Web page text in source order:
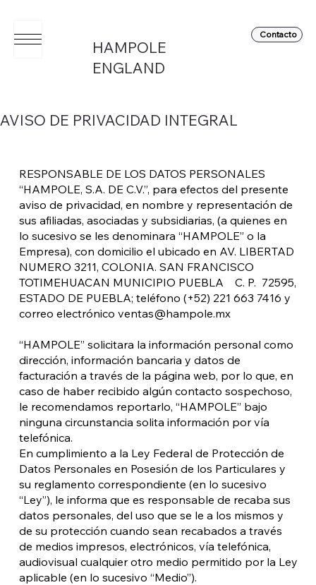
AVISO DE PRIVACIDAD INTEGRAL
Contacto
HAMPOLE
ENGLAND
RESPONSABLE DE LOS DATOS PERSONALES
“HAMPOLE, S.A. DE C.V.”, para efectos del presente
aviso de privacidad, en nombre y representación de
sus afiliadas, asociadas y subsidiarias, (a quienes en
lo sucesivo se les denominara “HAMPOLE” o la
Empresa), con domicilio el ubicado en AV. LIBERTAD
NUMERO 3211, COLONIA. SAN FRANCISCO
TOTIMEHUACAN MUNICIPIO PUEBLA C. P. 72595,
ESTADO DE PUEBLA; teléfono (+52) 221 663 7416 y
correo electrónico ventas@hampole.mx
“HAMPOLE” solicitara la información personal como
dirección, información bancaria y datos de
facturación a través de la página web, por lo que, en
caso de haber recibido algún contacto sospechoso,
le recomendamos reportarlo, “HAMPOLE” bajo
ninguna circunstancia solita información por vía
telefónica.
En cumplimiento a la Ley Federal de Protección de
Datos Personales en Posesión de los Particulares y
su reglamento correspondiente (en lo sucesivo
“Ley”), le informa que es responsable de recaba sus
datos personales, del uso que se le a los mismos y
de su protección cuando sean recabados a través
de medios impresos, electrónicos, vía telefónica,
audiovisual cualquier otro medio permitido por la Ley
aplicable (en lo sucesivo “Medio”).